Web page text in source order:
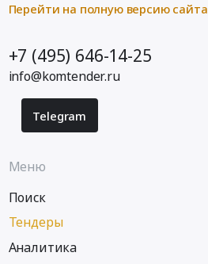
Перейти на полную версию сайта
+7 (495) 646-14-25
info@komtender.ru
Telegram
Меню
Поиск
Тендеры
Аналитика